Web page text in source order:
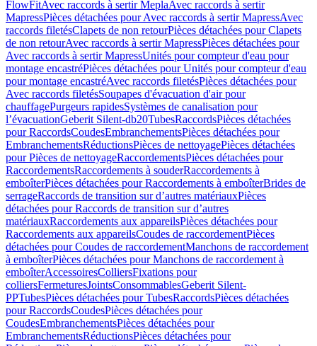
FlowFitAvec raccords à sertir MeplaAvec raccords à sertir
MapressPièces détachées pour Avec raccords à sertir MapressAvec
raccords filetésClapets de non retourPièces détachées pour Clapets
de non retourAvec raccords à sertir MapressPièces détachées pour
Avec raccords à sertir MapressUnités pour compteur d'eau pour
montage encastréPièces détachées pour Unités pour compteur d'eau
pour montage encastréAvec raccords filetésPièces détachées pour
Avec raccords filetésSoupapes d'évacuation d'air pour
chauffagePurgeurs rapidesSystèmes de canalisation pour
l’évacuationGeberit Silent-db20TubesRaccordsPièces détachées
pour RaccordsCoudesEmbranchementsPièces détachées pour
EmbranchementsRéductionsPièces de nettoyagePièces détachées
pour Pièces de nettoyageRaccordementsPièces détachées pour
RaccordementsRaccordements à souderRaccordements à
emboîterPièces détachées pour Raccordements à emboîterBrides de
serrageRaccords de transition sur d’autres matériauxPièces
détachées pour Raccords de transition sur d’autres
matériauxRaccordements aux appareilsPièces détachées pour
Raccordements aux appareilsCoudes de raccordementPièces
détachées pour Coudes de raccordementManchons de raccordement
à emboîterPièces détachées pour Manchons de raccordement à
emboîterAccessoiresColliersFixations pour
colliersFermeturesJointsConsommablesGeberit Silent-
PPTubesPièces détachées pour TubesRaccordsPièces détachées
pour RaccordsCoudesPièces détachées pour
CoudesEmbranchementsPièces détachées pour
EmbranchementsRéductionsPièces détachées pour